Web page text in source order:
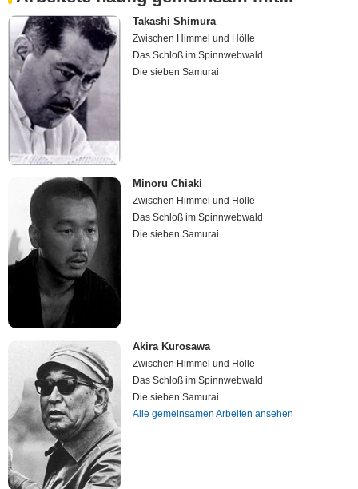
Takashi Shimura
Zwischen Himmel und Hölle
Das Schloß im Spinnwebwald
Die sieben Samurai
Minoru Chiaki
Zwischen Himmel und Hölle
Das Schloß im Spinnwebwald
Die sieben Samurai
Akira Kurosawa
Zwischen Himmel und Hölle
Das Schloß im Spinnwebwald
Die sieben Samurai
Alle gemeinsamen Arbeiten ansehen